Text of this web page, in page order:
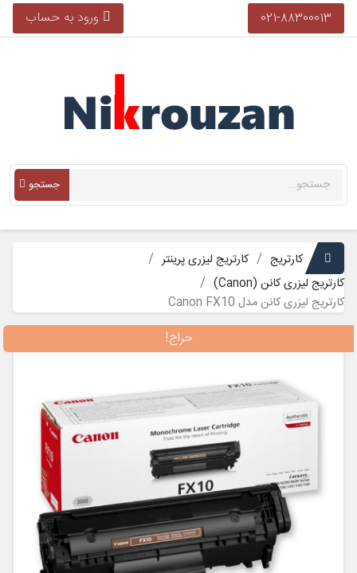
021-88300013 ورود به حساب
جستجو
کارتریج
کارتریج لیزری پرینتر
کارتریج لیزری کانن (Canon)
کارتریج لیزری کانن مدل Canon FX10
حراج!